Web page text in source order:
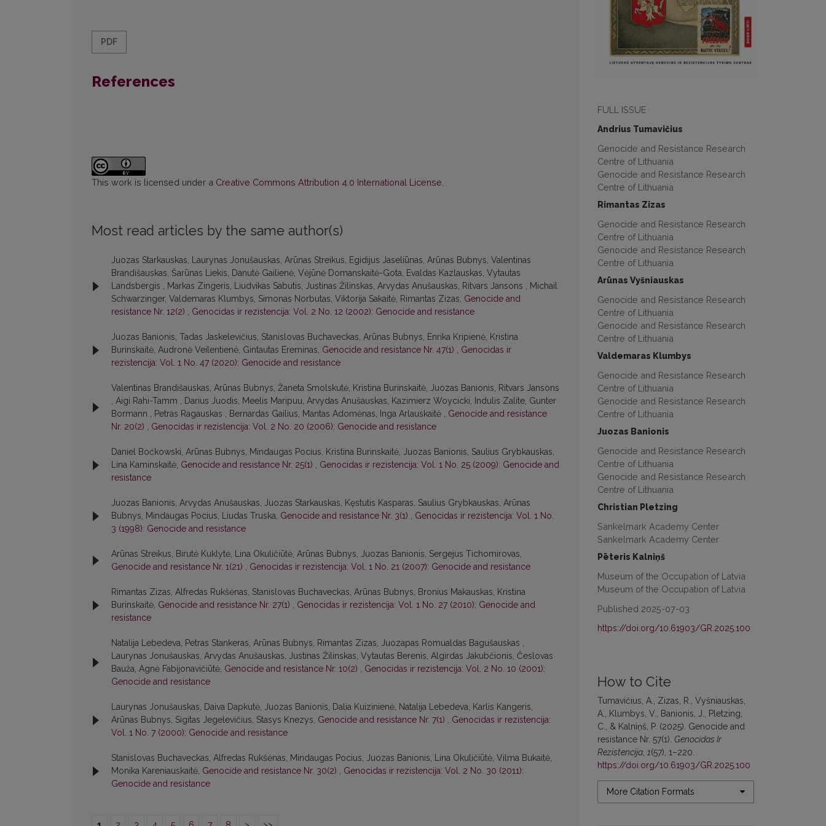
FULL ISSUE
Andrius Tumavičius
Genocide and Resistance Research
Centre of Lithuania
Genocide and Resistance Research
Centre of Lithuania
Rimantas Zizas
Genocide and Resistance Research
Centre of Lithuania
Genocide and Resistance Research
Centre of Lithuania
Arūnas Vyšniauskas
Genocide and Resistance Research
Centre of Lithuania
Genocide and Resistance Research
Centre of Lithuania
Valdemaras Klumbys
Genocide and Resistance Research
Centre of Lithuania
Genocide and Resistance Research
Centre of Lithuania
Juozas Banionis
Genocide and Resistance Research
Centre of Lithuania
Genocide and Resistance Research
Centre of Lithuania
Christian Pletzing
Sankelmark Academy Center
Sankelmark Academy Center
Pēteris Kalniņš
Museum of the Occupation of Latvia
Museum of the Occupation of Latvia
Published 2025-07-03
https://doi.org/10.61903/GR.2025.100
How to Cite
Tumavičius, A., Zizas, R., Vyšniauskas,
A., Klumbys, V., Banionis, J., Pletzing,
C., & Kalniņš, P. (2025). Genocide and
resistance Nr. 57(1). Genocidas Ir
Rezistencija 1(57), 1–220.
https://doi.org/10.61903/GR.2025.100
More Citation Formats
PDF
References
This work is licensed under a Creative Commons Attribution 4.0 International License
Most read articles by the same author(s)
Juozas Starkauskas, Laurynas Jonušauskas, Arūnas Streikus, Egidijus Jaseliūnas, Arūnas Bubnys, Valentinas
Brandišauskas, Šarūnas Liekis, Danutė Gailienė, Vėjūnė Domanskaitė-Gota, Evaldas Kazlauskas, Vytautas
Landsbergis , Markas Zingeris, Liudvikas Sabutis, Justinas Žilinskas, Arvydas Anušauskas, Ritvars Jansons , Michail
Schwarzinger, Valdemaras Klumbys, Simonas Norbutas, Viktorija Sakaitė, Rimantas Zizas, Genocide and
resistance Nr. 12(2) , Genocidas ir rezistencija: Vol. 2 No. 12 (2002): Genocide and resistance
Juozas Banionis, Tadas Jaskelevičius, Stanislovas Buchaveckas, Arūnas Bubnys, Enrika Kripienė, Kristina
Burinskaitė, Audronė Veilentienė, Gintautas Ereminas, Genocide and resistance Nr. 47(1) , Genocidas ir
rezistencija: Vol. 1 No. 47 (2020): Genocide and resistance
Valentinas Brandišauskas, Arūnas Bubnys, Žaneta Smolskutė, Kristina Burinskaitė, Juozas Banionis, Ritvars Jansons
, Aigi Rahi-Tamm , Darius Juodis, Meelis Maripuu, Arvydas Anušauskas, Kazimierz Woycicki, Indulis Zalite, Gunter
Bormann , Petras Ragauskas , Bernardas Gailius, Mantas Adomėnas, Inga Arlauskaitė , Genocide and resistance
Nr. 20(2) , Genocidas ir rezistencija: Vol. 2 No. 20 (2006): Genocide and resistance
Daniel Boćkowski, Arūnas Bubnys, Mindaugas Pocius, Kristina Burinskaitė, Juozas Banionis, Saulius Grybkauskas,
Lina Kaminskaitė, Genocide and resistance Nr. 25(1) , Genocidas ir rezistencija: Vol. 1 No. 25 (2009): Genocide and
resistance
Juozas Banionis, Arvydas Anušauskas, Juozas Starkauskas, Kęstutis Kasparas, Saulius Grybkauskas, Arūnas
Bubnys, Mindaugas Pocius, Liudas Truska, Genocide and resistance Nr. 3(1) , Genocidas ir rezistencija: Vol. 1 No.
3 (1998): Genocide and resistance
Arūnas Streikus, Birutė Kuklytė, Lina Okuličiūtė, Arūnas Bubnys, Juozas Banionis, Sergejus Tichomirovas,
Genocide and resistance Nr. 1(21) , Genocidas ir rezistencija: Vol. 1 No. 21 (2007): Genocide and resistance
Rimantas Zizas, Alfredas Rukšėnas, Stanislovas Buchaveckas, Arūnas Bubnys, Bronius Makauskas, Kristina
Burinskaitė, Genocide and resistance Nr. 27(1) , Genocidas ir rezistencija: Vol. 1 No. 27 (2010): Genocide and
resistance
Natalija Lebedeva, Petras Stankeras, Arūnas Bubnys, Rimantas Zizas, Juozapas Romualdas Bagušauskas ,
Laurynas Jonušauskas, Arvydas Anušauskas, Justinas Žilinskas, Vytautas Berenis, Algirdas Jakubčionis, Česlovas
Bauža, Agnė Fabijonavičiūtė, Genocide and resistance Nr. 10(2) , Genocidas ir rezistencija: Vol. 2 No. 10 (2001):
Genocide and resistance
Laurynas Jonušauskas, Daiva Dapkutė, Juozas Banionis, Dalia Kuizinienė, Natalija Lebedeva, Karlis Kangeris,
Arūnas Bubnys, Sigitas Jegelevičius, Stasys Knezys, Genocide and resistance Nr. 7(1) , Genocidas ir rezistencija:
Vol. 1 No. 7 (2000): Genocide and resistance
Stanislovas Buchaveckas, Alfredas Rukšėnas, Mindaugas Pocius, Juozas Banionis, Lina Okuličiūtė, Vilma Bukaitė,
Monika Kareniauskaitė, Genocide and resistance Nr. 30(2) , Genocidas ir rezistencija: Vol. 2 No. 30 (2011):
Genocide and resistance